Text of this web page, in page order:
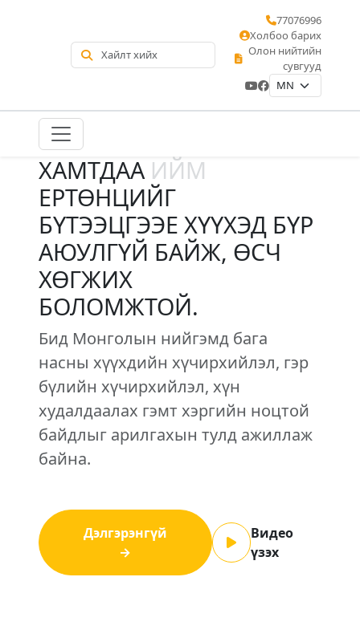
77076996
Холбоо барих
Олон нийтийн
сувгууд
ХАМТДАА ИЙМ
ЕРТӨНЦИЙГ
БҮТЭЭЦГЭЭЕ ХҮҮХЭД БҮР
АЮУЛГҮЙ БАЙЖ, ӨСЧ
ХӨГЖИХ
БОЛОМЖТОЙ.
Бид Монголын нийгэмд бага
насны хүүхдийн хүчирхийлэл, гэр
бүлийн хүчирхийлэл, хүн
худалдаалах гэмт хэргийн ноцтой
байдлыг арилгахын тулд ажиллаж
байна.
Дэлгэрэнгүй
→
Видео
үзэх